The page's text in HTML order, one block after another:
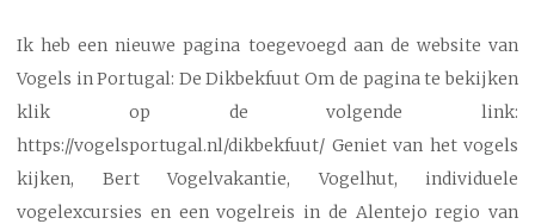
Ik heb een nieuwe pagina toegevoegd aan de website van
Vogels in Portugal: De Dikbekfuut Om de pagina te bekijken
klik op de volgende link:
https://vogelsportugal.nl/dikbekfuut/ Geniet van het vogels
kijken, Bert Vogelvakantie, Vogelhut, individuele
vogelexcursies en een vogelreis in de Alentejo regio van